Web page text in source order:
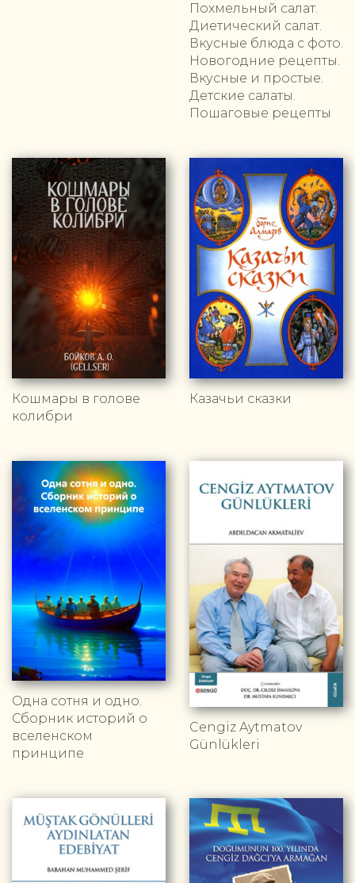
Похмельный салат.
Диетический салат.
Вкусные блюда с фото.
Новогодние рецепты.
Вкусные и простые.
Детские салаты.
Пошаговые рецепты
Кошмары в голове
колибри
Казачьи сказки
Одна сотня и одно.
Сборник историй о
вселенском
принципе
Cengiz Aytmatov
Günlükleri